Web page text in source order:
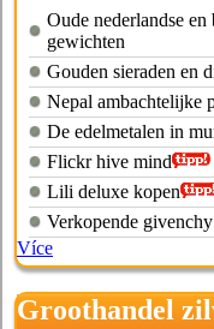
Oude nederlandse en
gewichten
Gouden sieraden en
Nepal ambachtelijke
De edelmetalen in
Flickr hive mind
Lili deluxe kopen
Verkopende givenchy
Více
Groothandel